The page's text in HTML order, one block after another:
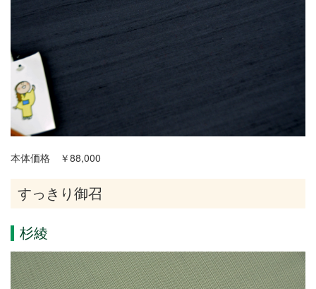
本体価格 ￥88,000
すっきり御召
杉綾